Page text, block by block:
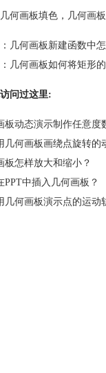
几何画板填色 ， 几何画
几何画板新建函数中
几何画板如何将矩形
问过这里:
板动态演示制作任意度
几何画板画绕点旋转的
板怎样放大和缩小？
PPT中插入几何画板？
几何画板演示点的运动